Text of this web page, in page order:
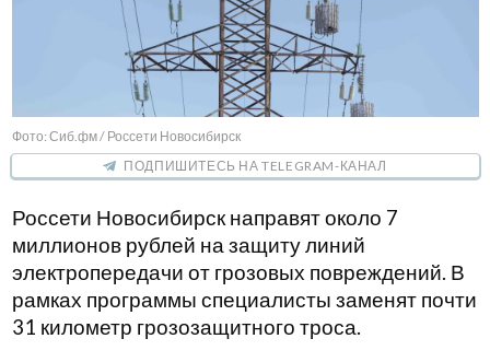
Фото: Сиб.фм / Россети Новосибирск
ПОДПИШИТЕСЬ НА TELEGRAM-КАНАЛ
Россети Новосибирскнаправят около 7
миллионов рублей на защиту линий
электропередачи от грозовых повреждений. В
рамках программы специалисты заменят почти
31 километр грозозащитного троса.